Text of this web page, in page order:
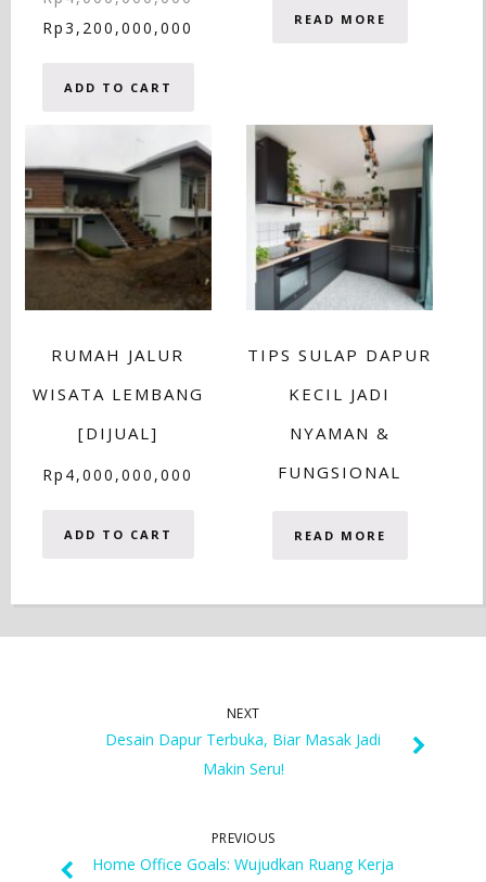
Rp3,200,000,000
ADD TO CART
READ MORE
RUMAH JALUR
WISATA LEMBANG
[DIJUAL]
Rp 4,000,000,000
ADD TO CART
TIPS SULAP DAPUR
KECIL JADI
NYAMAN &
FUNGSIONAL
READ MORE
NEXT
Desain Dapur Terbuka, Biar Masak Jadi
Makin Seru!
PREVIOUS
Home Office Goals: Wujudkan Ruang Kerja